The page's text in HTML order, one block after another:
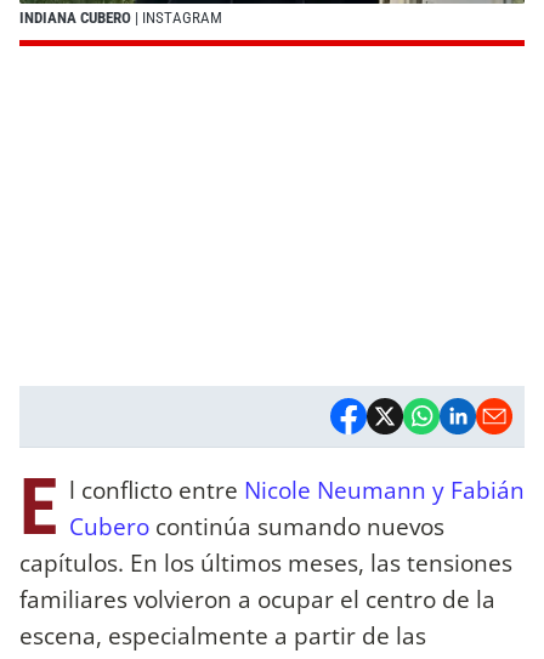
INDIANA CUBERO | INSTAGRAM
E l conflicto entre Nicole Neumann y Fabián
Cubero continúa sumando nuevos
capítulos. En los últimos meses, las tensiones
familiares volvieron a ocupar el centro de la
escena, especialmente a partir de las